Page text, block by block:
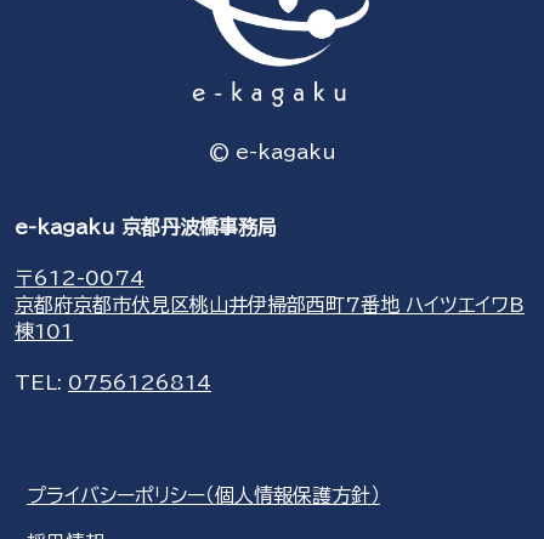
© e-kagaku
e-kagaku 京都丹波橋事務局
〒612-0074
京都府京都市伏見区桃山井伊掃部西町7番地 ハイツエイワB
棟101
TEL: 0756126814
プライバシーポリシー（個人情報保護方針）